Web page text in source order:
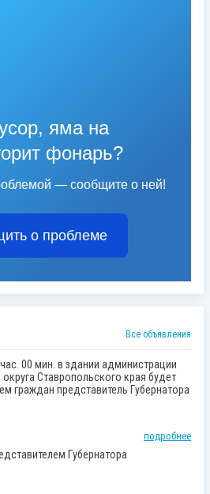
яма на
фонарь?
— сообщите о ней!
о проблеме
Все объявления
00 мин. в здании администрации
Ставропольского края будет
граждан представитель Губернатора
подробнее
Губернатора